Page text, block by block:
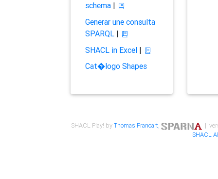
schema|
Generar une consulta
SPARQL|
SHACL in Excel|
Cat�logo Shapes
SHACL Play! byThomas Francart,
|
SHACL